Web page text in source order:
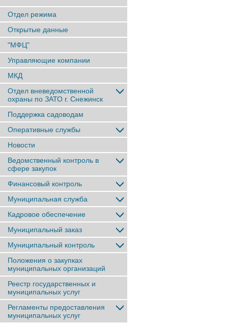
Отдел режима
Открытые данные
"МФЦ"
Управляющие компании
МКД
Отдел вневедомственной
охраны по ЗАТО г. Снежинск
Поддержка садоводам
Оперативные службы
Новости
Ведомственный контроль в
сфере закупок
Финансовый контроль
Муниципальная служба
Кадровое обеспечение
Муниципальный заказ
Муниципальный контроль
Положения о закупках
муниципальных организаций
Реестр государственных и
муниципальных услуг
Регламенты предоставления
муниципальных услуг